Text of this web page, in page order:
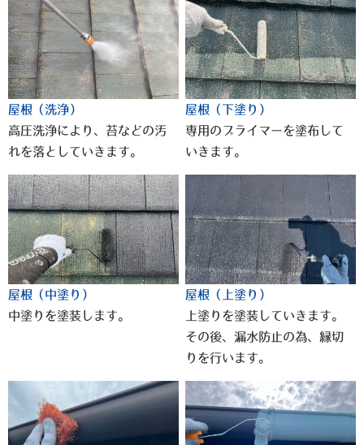
屋根（洗浄）
高圧洗浄により、苔などの汚
れを落としていきます。
屋根（下塗り）
専用のプライマーを塗布して
いきます。
屋根（中塗り）
中塗りを塗装します。
屋根（上塗り）
上塗りを塗装していきます。
その後、漏水防止の為、縁切
りを行います。